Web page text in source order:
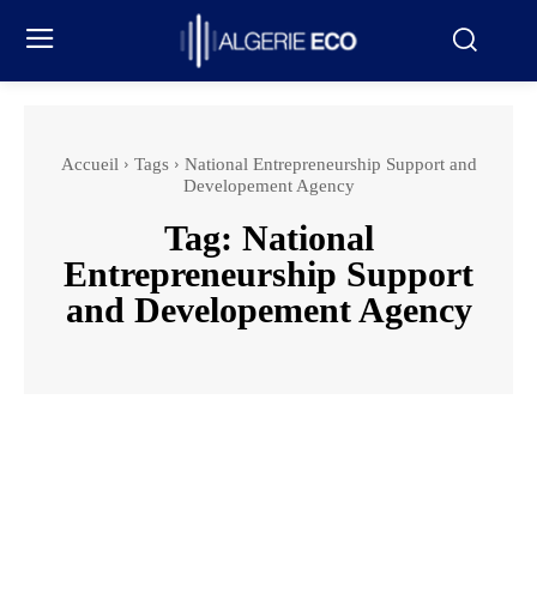
Accueil Tags
National Entrepreneurship Support and
Developement Agency
Tag: National
Entrepreneurship Support
and Developement Agency